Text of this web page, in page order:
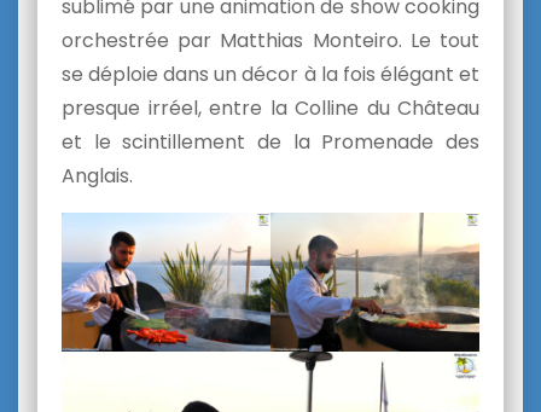
sublimé par une animation de show cooking
orchestrée par Matthias Monteiro. Le tout
se déploie dans un décor à la fois élégant et
presque irréel, entre la Colline du Château
et le scintillement de la Promenade des
Anglais.